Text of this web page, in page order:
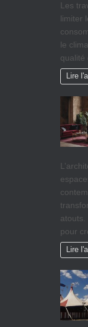
Les
limiter
le
qualité
Lire
atouts.
pour
Lire